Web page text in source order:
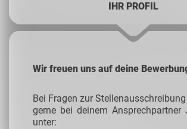
IHR PROFIL
Wir freuen uns auf deine
Bei Fragen zur
gerne bei deinem Ansprechpartner
unter: